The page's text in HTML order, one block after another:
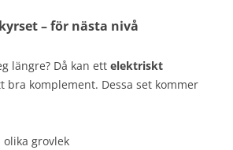
– för nästa nivå
längre? Då kan ett elektriskt
bra komplement. Dessa set kommer
grovlek